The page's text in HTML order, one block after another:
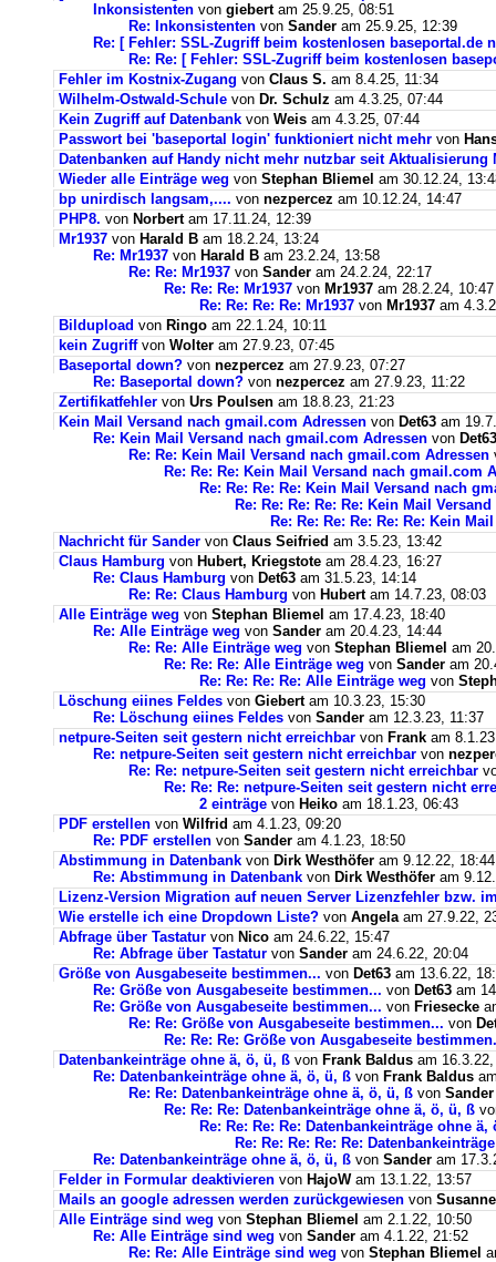
Inkonsistenten von giebertam 25.9.25, 08:51
Re: Inkonsistenten von Sander am 25.9.25, 12:39
Re: [ Fehler: SSL-Zugriff beim kostenlosen baseportal.de
Re: Re: [ Fehler: SSL-Zugriff beim kostenlosen
Fehler im Kostnix-Zugang von Claus S. am 8.4.25, 11:34
Wilhelm-Ostwald-Schule von Dr. Schulz am 4.3.25, 07:44
Kein Zugriff auf Datenbank von Weis am 4.3.25, 07:44
Passwort bei 'baseportal login' funktioniert nicht mehr von
Datenbanken auf Handy nicht mehr nutzbar seit Aktualisierung
Wieder alle Einträge weg von Stephan Bliemel am 30.12.24,
bp unirdisch langsam,.... von nezpercez am 10.12.24, 14:47
PHP8. von Norbertam 17.11.24, 12:39
Mr1937 von Harald B am 18.2.24, 13:24
Re: Mr1937 von Harald B am 23.2.24, 13:58
Re: Re: Mr1937 von Sander am 24.2.24, 22:17
Re: Re: Re: Mr1937 von Mr1937 am 28.2.24, 10:47
Re: Re: Re: Re: Mr1937 von Mr1937 am
Bildupload von Ringo am 22.1.24, 10:11
kein Zugriffvon Wolter am 27.9.23, 07:45
Baseportal down? von nezpercez am 27.9.23, 07:27
Re: Baseportal down? von nezpercez am 27.9.23, 11:22
Zertifikatfehler von Urs Poulsen am 18.8.23, 21:23
Kein Mail Versand nach gmail.com Adressen von Det63 am
Re: Kein Mail Versand nach gmail.com Adressen von Det63
Re: Re: Kein Mail Versand nach gmail.com Adressen
Re: Re: Re: Kein Mail Versand nach gmail.com
Re: Re: Re: Re: Kein Mail Versand nach
Re: Re: Re: Re: Re: Kein Mail
Re: Re: Re: Re: Re: Re: Kein
Nachricht für Sander von Claus Seifried am 3.5.23, 13:42
Claus Hamburg von Hubert, Kriegstote am 28.4.23, 16:27
Re: Claus Hamburg von Det63 am 31.5.23, 14:14
Re: Re: Claus Hamburg von Hubertam 14.7.23, 08:03
Alle Einträge weg von Stephan Bliemel am 17.4.23, 18:40
Re: Alle Einträge weg von Sander am 20.4.23, 14:44
Re: Re: Alle Einträge weg von Stephan Bliemel am
Re: Re: Re: Alle Einträge weg von Sander am
Re: Re: Re: Re: Alle Einträge weg von
Löschung eiines Feldes von Giebertam 10.3.23, 15:30
Re: Löschung eiines Feldes von Sander am 12.3.23, 11:37
netpure-Seiten seit gestern nicht erreichbar von Frank am
Re: netpure-Seiten seit gestern nicht erreichbar von
Re: Re: netpure-Seiten seit gestern nicht erreichbar
Re: Re: Re: netpure-Seiten seit gestern nicht
2 einträge von Heiko am 18.1.23, 06:43
PDF erstellen von Wilfrid am 4.1.23, 09:20
Re: PDF erstellen von Sander am 4.1.23, 18:50
Abstimmung in Datenbank von Dirk Westhöfer am 9.12.22, 18:44
Re: Abstimmung in Datenbank von Dirk Westhöfer am
Lizenz-Version Migration auf neuen Server Lizenzfehler bzw.
Wie erstelle ich eine Dropdown Liste? von Angela am 27.9.22,
Abfrage über Tastatur von Nico am 24.6.22, 15:47
Re: Abfrage über Tastatur von Sander am 24.6.22, 20:04
Größe von Ausgabeseite bestimmen... von Det63 am 13.6.22,
Re: Größe von Ausgabeseite bestimmen... von Det63 am
Re: Größe von Ausgabeseite bestimmen... von Friesecke
Re: Re: Größe von Ausgabeseite bestimmen... von
Re: Re: Re: Größe von Ausgabeseite
Datenbankeinträge ohne ä, ö, ü, ß von Frank Baldus am
Re: Datenbankeinträge ohne ä, ö, ü, ß von Frank Baldus
Re: Re: Datenbankeinträge ohne ä, ö, ü, ß von Sander
Re: Re: Re: Datenbankeinträge ohne ä, ö, ü, ß
Re: Re: Re: Re: Datenbankeinträge ohne ä,
Re: Re: Re: Re: Re:
Re: Datenbankeinträge ohne ä, ö, ü, ß von Sander am
Felder in Formular deaktivieren von HajoWam 13.1.22, 13:57
Mails an google adressen werden zurückgewiesen von Susanne
Alle Einträge sind weg von Stephan Bliemel am 2.1.22, 10:50
Re: Alle Einträge sind weg von Sander am 4.1.22, 21:52
Re: Re: Alle Einträge sind weg von Stephan Bliemel